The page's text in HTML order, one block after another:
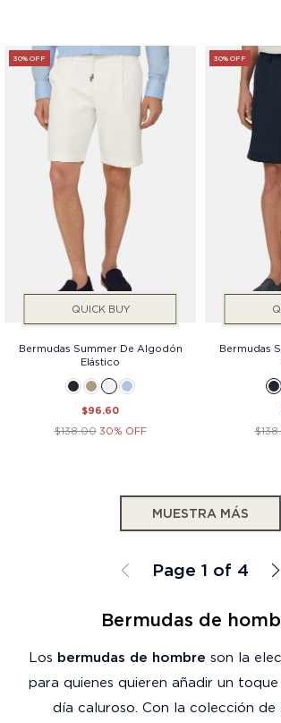
30% OFF
QUICK BUY
Bermudas Summer De Algodón
Elástico
$96.60
$138.00 30% OFF
30% OFF
Bermudas
MUESTRA MÁS
Page 1 of 4
Bermudas de
Los bermudas de hombre son la
para quienes quieren añadir un
día caluroso. Con la colección de